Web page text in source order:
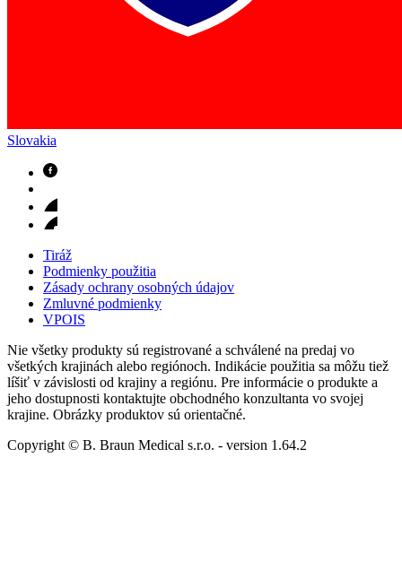
Slovakia
Tiráž
Podmienky použitia
Zásady ochrany osobných údajov
Zmluvné podmienky
VPOIS
Nie všetky produkty sú registrované a schválené na predaj vo
všetkých krajinách alebo regiónoch. Indikácie použitia sa môžu tiež
líšiť v závislosti od krajiny a regiónu. Pre informácie o produkte a
jeho dostupnosti kontaktujte obchodného konzultanta vo svojej
krajine. Obrázky produktov sú orientačné.
Copyright © B. Braun Medical s.r.o. - version 1.64.2